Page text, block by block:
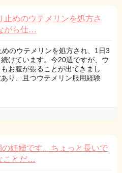
止めのウテメリンを処方さ
がら仕…
のウテメリンを処方され、1日3
けています。今20週ですが、ウ
お腹が張ることが出てきまし
り、且つウテメリン服用経験
妊婦です。ちょっと長いで
ことだ…